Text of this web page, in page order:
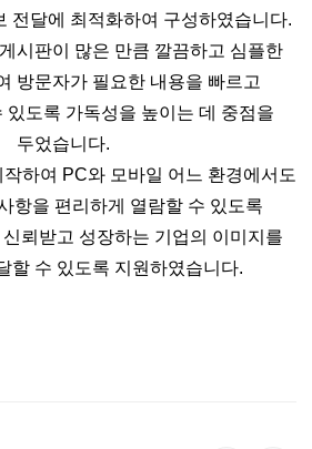
전달에 최적화하여 구성하였습니다.
시판이 많은 만큼 깔끔하고 심플한
방문자가 필요한 내용을 빠르고
있도록 가독성을 높이는 데 중점을
두었습니다.
하여 PC와 모바일 어느 환경에서도
항을 편리하게 열람할 수 있도록
뢰받고 성장하는 기업의 이미지를
할 수 있도록 지원하였습니다.